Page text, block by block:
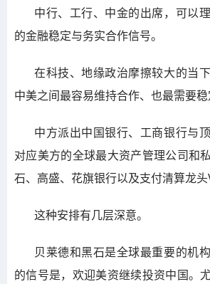
中行、工行、中金的出席，可以
的金融稳定与务实合作信号。
在科技、地缘政治摩擦较大的当
中美之间最容易维持合作、也最需要稳
中方派出中国银行、工商银行与
对应美方的全球最大资产管理公司和
石、高盛、花旗银行以及支付清算龙头
这种安排有几层深意。
贝莱德和黑石是全球最重要的机
的信号是，欢迎美资继续投资中国。